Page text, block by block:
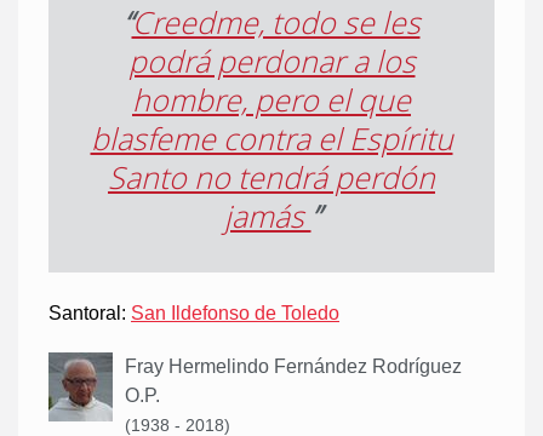
“Creedme, todo se les
podrá perdonar a los
hombre, pero el que
blasfeme contra el Espíritu
Santo no tendrá perdón
jamás ”
Santoral: San Ildefonso de Toledo
Fray Hermelindo Fernández Rodríguez
O.P.
(1938 - 2018)